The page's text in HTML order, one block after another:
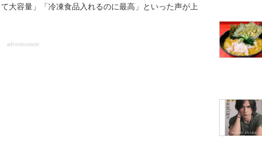
大容量」「冷凍食品入れるのに最高」といった声が上
advertisement